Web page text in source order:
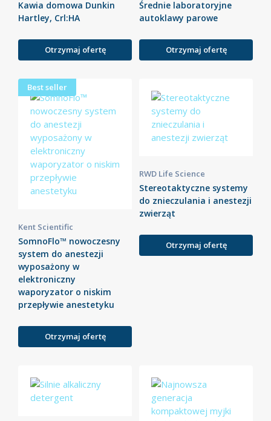
Kawia domowa Dunkin
Hartley, Crl:HA
Otrzymaj ofertę
Średnie laboratoryjne
autoklawy parowe
Otrzymaj ofertę
Best seller
Kent Scientific
SomnoFlo™ nowoczesny
system do anestezji
wyposażony w
elektroniczny
waporyzator o niskim
przepływie anestetyku
Otrzymaj ofertę
RWD Life Science
Stereotaktyczne systemy
do znieczulania i anestezji
zwierząt
Otrzymaj ofertę